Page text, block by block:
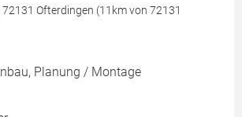
Ofterdingen (11km von 72131
Planung / Montage